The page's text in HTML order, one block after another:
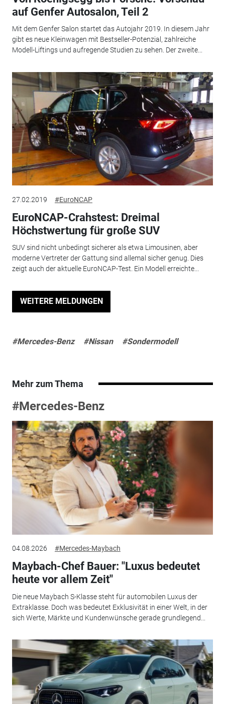
auf Genfer Autosalon, Teil 2
Mit dem Genfer Salon startet das Autojahr 2019. In diesem Jahr
gibt es neue Kleinwagen mit Bestseller-Potenzial, zahlreiche
Modell-Liftings und aufregende Studien zu sehen. Der zweite...
27.02.2019 #EuroNCAP
EuroNCAP-Crahstest: Dreimal
Höchstwertung für große SUV
SUV sind nicht unbedingt sicherer als etwa Limousinen, aber
moderne Vertreter der Gattung sind allemal sicher genug. Dies
zeigt auch der aktuelle EuroNCAP-Test. Ein Modell erreichte...
WEITERE MELDUNGEN
#Mercedes-Benz #Nissan #Sondermodell
Mehr zum Thema
#Mercedes-Benz
04.08.2026 #Mercedes-Maybach
Maybach-Chef Bauer: "Luxus bedeutet
heute vor allem Zeit"
Die neue Maybach S-Klasse steht für automobilen Luxus der
Extraklasse. Doch was bedeutet Exklusivität in einer Welt, in der
sich Werte, Märkte und Kundenwünsche gerade grundlegend...